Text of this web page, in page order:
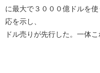
に最大で３０００億ドルを
応を示し、
ドル売りが先行した。一体